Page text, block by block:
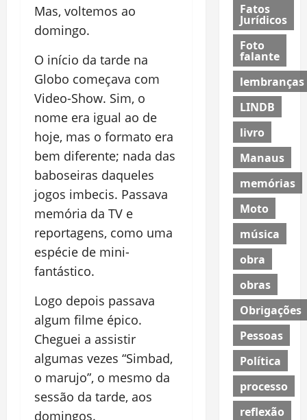
Mas, voltemos ao
domingo.
O início da tarde na
Globo começava com
Video-Show. Sim, o
nome era igual ao de
hoje, mas o formato era
bem diferente; nada das
baboseiras daqueles
jogos imbecis. Passava
memória da TV e
reportagens, como uma
espécie de mini-
fantástico.
Logo depois passava
algum filme épico.
Cheguei a assistir
algumas vezes “Simbad,
o marujo”, o mesmo da
sessão da tarde, aos
domingos.
Fatos
Jurídicos
Foto
falante
lembranças
LINDB
livro
Manaus
memórias
Moto
música
obra
obras
Obrigações
Pessoas
Política
processo
reflexão